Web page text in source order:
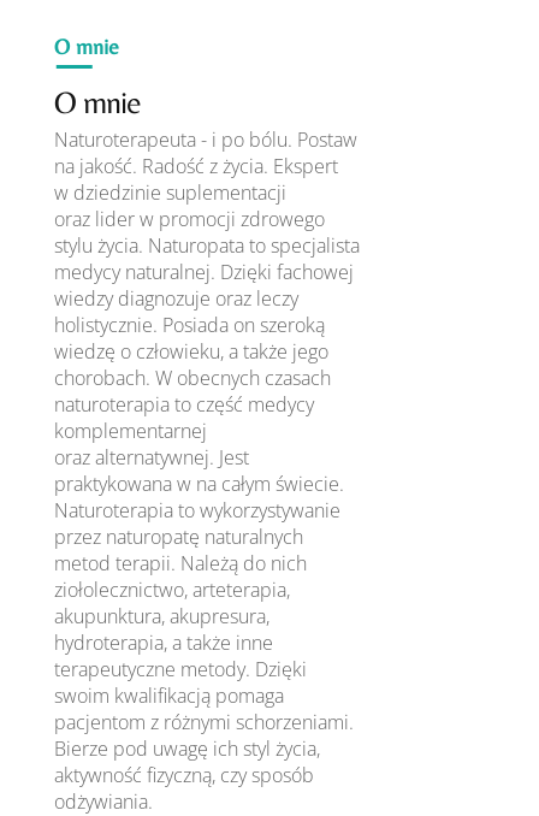
O mnie
O mnie
Naturoterapeuta - i po bólu. Postaw
na jakość. Radość z życia. Ekspert
w dziedzinie suplementacji
oraz lider w promocji zdrowego
stylu życia. Naturopata to specjalista
medycy naturalnej. Dzięki fachowej
wiedzy diagnozuje oraz leczy
holistycznie. Posiada on szeroką
wiedzę o człowieku, a także jego
chorobach. W obecnych czasach
naturoterapia to część medycy
komplementarnej
oraz alternatywnej. Jest
praktykowana w na całym świecie.
Naturoterapia to wykorzystywanie
przez naturopatę naturalnych
metod terapii. Należą do nich
ziołolecznictwo, arteterapia,
akupunktura, akupresura,
hydroterapia, a także inne
terapeutyczne metody. Dzięki
swoim kwalifikacją pomaga
pacjentom z różnymi schorzeniami.
Bierze pod uwagę ich styl życia,
aktywność fizyczną, czy sposób
odżywiania.